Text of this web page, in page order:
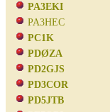
PA3EKI
PA3HEC
PC1K
PDØZA
PD2GJS
PD3COR
PD5JTB